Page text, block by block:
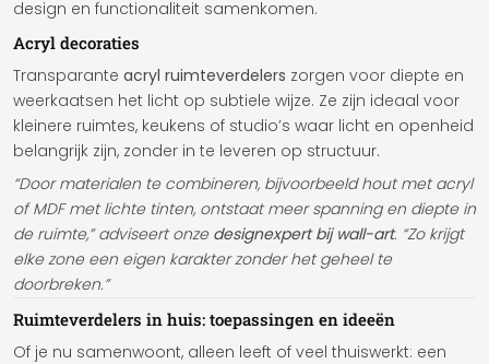
design en functionaliteit samenkomen.
Acryl decoraties
Transparante acryl ruimteverdelers zorgen voor diepte en
weerkaatsen het licht op subtiele wijze. Ze zijn ideaal voor
kleinere ruimtes, keukens of studio’s waar licht en openheid
belangrijk zijn, zonder in te leveren op structuur.
“Door materialen te combineren, bijvoorbeeld hout met acryl
of MDF met lichte tinten, ontstaat meer spanning en diepte in
de ruimte,” adviseert onze designexpert bij wall-art. “Zo krijgt
elke zone een eigen karakter zonder het geheel te
doorbreken.”
Ruimteverdelers in huis: toepassingen en ideeën
Of je nu samenwoont, alleen leeft of veel thuiswerkt: een